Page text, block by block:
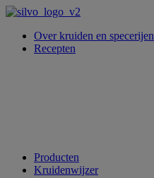
Over kruiden en specerijen
Recepten
Producten
Kruidenwijzer